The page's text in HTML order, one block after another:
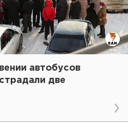
автобусов
две